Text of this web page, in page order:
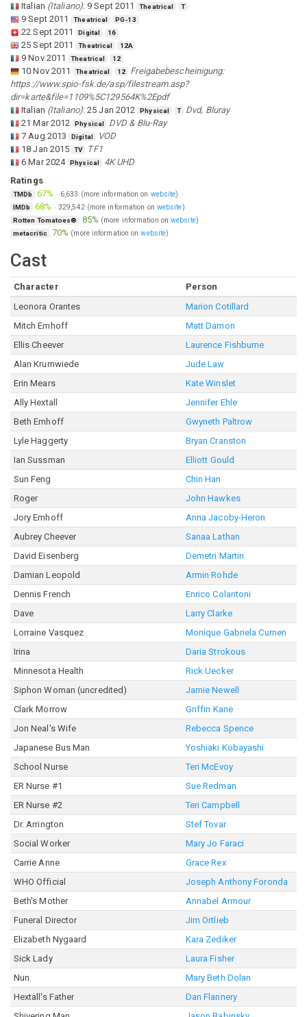
Italian (Italiano): 9 Sept 2011 Theatrical T
9 Sept 2011 Theatrical PG-13
22 Sept 2011 Digital 16
25 Sept 2011 Theatrical 12A
9 Nov 2011 Theatrical 12
10 Nov 2011 Theatrical 12
Freigabebescheinigung:
https://www.spio-fsk.de/asp/filestream.asp?
dir=karte&file=1109%5C129564K%2Epdf
Italian (Italiano): 25 Jan 2012 Physical T
Dvd, Bluray
21 Mar 2012
Physical
DVD & Blu-Ray
7 Aug 2013
Digital
VOD
18 Jan 2015
TV
TF1
6 Mar 2024
Physical
4K UHD
Ratings
TMDb 67% · 6,633 (more information on website)
IMDb 68% · 329,542 (more information on website)
Rotten Tomatoes® 85% (more information onwebsite)
metacritic 70% (more information onwebsite)
Cast
Character
Person
Leonora Orantes
Marion Cotillard
Mitch Emhoff
Matt Damon
Ellis Cheever
Laurence Fishburne
Alan Krumwiede
Jude Law
Erin Mears
Kate Winslet
Ally Hextall
Jennifer Ehle
Beth Emhoff
Gwyneth Paltrow
Lyle Haggerty
Bryan Cranston
Ian Sussman
Elliott Gould
Sun Feng
Chin Han
Roger
John Hawkes
Jory Emhoff
Anna Jacoby-Heron
Aubrey Cheever
Sanaa Lathan
David Eisenberg
Demetri Martin
Damian Leopold
Armin Rohde
Dennis French
Enrico Colantoni
Dave
Larry Clarke
Lorraine Vasquez
Monique Gabriela Curnen
Irina
Daria Strokous
Minnesota Health
Rick Uecker
Siphon Woman (uncredited)
Jamie Newell
Clark Morrow
Griffin Kane
Jon Neal's Wife
Rebecca Spence
Japanese Bus Man
Yoshiaki Kobayashi
School Nurse
Teri McEvoy
ER Nurse #1
Sue Redman
ER Nurse #2
Teri Campbell
Dr. Arrington
Stef Tovar
Social Worker
Mary Jo Faraci
Carrie Anne
Grace Rex
WHO Official
Joseph Anthony Foronda
Beth's Mother
Annabel Armour
Funeral Director
Jim Ortlieb
Elizabeth Nygaard
Kara Zediker
Sick Lady
Laura Fisher
Nun
Mary Beth Dolan
Hextall's Father
Dan Flannery